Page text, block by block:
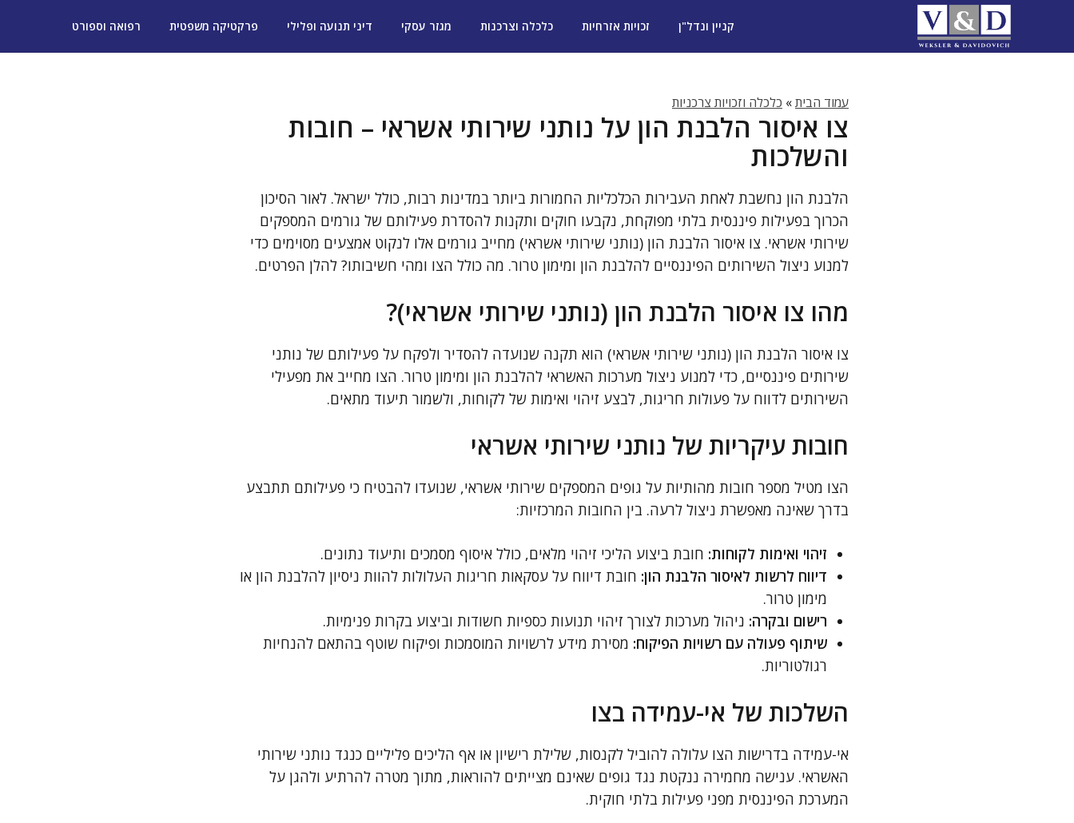
קניין ונדל"ן זכויות אזרחיות כלכלה וצרכנות מגזר עסקי דיני תנועה ופלילי פרקטיקה משפטית רפואה וספורט
עמוד הבית» כלכלה וזכויות צרכניות
צו איסור הלבנת הון על נותני שירותי אשראי – חובות
והשלכות
הלבנת הון נחשבת לאחת העבירות הכלכליות החמורות ביותר במדינות רבות, כולל ישראל. לאור הסיכון
הכרוך בפעילות פיננסית בלתי מפוקחת, נקבעו חוקים ותקנות להסדרת פעילותם של גורמים המספקים
שירותי אשראי. צו איסור הלבנת הון (נותני שירותי אשראי) מחייב גורמים אלו לנקוט אמצעים מסוימים כדי
למנוע ניצול השירותים הפיננסיים להלבנת הון ומימון טרור. מה כולל הצו ומהי חשיבותו? להלן הפרטים.
מהו צו איסור הלבנת הון (נותני שירותי אשראי)?
צו איסור הלבנת הון (נותני שירותי אשראי) הוא תקנה שנועדה להסדיר ולפקח על פעילותם של נותני
שירותים פיננסיים, כדי למנוע ניצול מערכות האשראי להלבנת הון ומימון טרור. הצו מחייב את מפעילי
השירותים לדווח על פעולות חריגות, לבצע זיהוי ואימות של לקוחות, ולשמור תיעוד מתאים.
חובות עיקריות של נותני שירותי אשראי
הצו מטיל מספר חובות מהותיות על גופים המספקים שירותי אשראי, שנועדו להבטיח כי פעילותם תתבצע
בדרך שאינה מאפשרת ניצול לרעה. בין החובות המרכזיות:
זיהוי ואימות לקוחות: חובת ביצוע הליכי זיהוי מלאים, כולל איסוף מסמכים ותיעוד נתונים.
דיווח לרשות לאיסור הלבנת הון: חובת דיווח על עסקאות חריגות העלולות להוות ניסיון להלבנת הון או
מימון טרור.
רישום ובקרה: ניהול מערכות לצורך זיהוי תנועות כספיות חשודות וביצוע בקרות פנימיות.
שיתוף פעולה עם רשויות הפיקוח: מסירת מידע לרשויות המוסמכות ופיקוח שוטף בהתאם להנחיות
רגולטוריות.
השלכות של אי-עמידה בצו
אי-עמידה בדרישות הצו עלולה להוביל לקנסות, שלילת רישיון או אף הליכים פליליים כנגד נותני שירותי
האשראי. ענישה מחמירה ננקטת נגד גופים שאינם מצייתים להוראות, מתוך מטרה להרתיע ולהגן על
המערכת הפיננסית מפני פעילות בלתי חוקית.